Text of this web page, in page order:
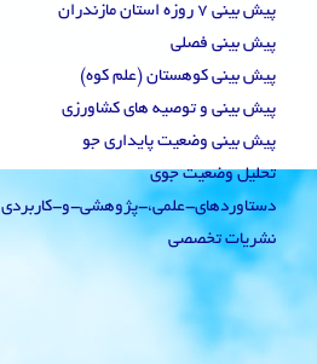
پیش بینی 7 روزه استان مازندران
پیش بینی فصلی
پیش بینی کوهستان (علم کوه)
پیش بینی و توصیه های کشاورزی
پیش بینی وضعیت پایداری جو
تحلیل وضعیت جوی
دستاوردهای-علمی،-پژوهشی-و-کاربردی
نشریات تخصصی